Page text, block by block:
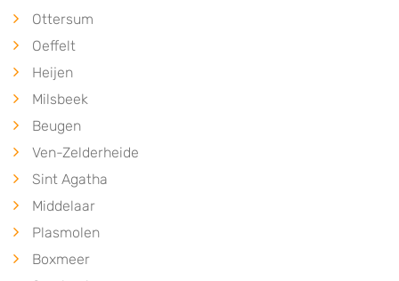
Ottersum
Oeffelt
Heijen
Milsbeek
Beugen
Ven-Zelderheide
Sint Agatha
Middelaar
Plasmolen
Boxmeer